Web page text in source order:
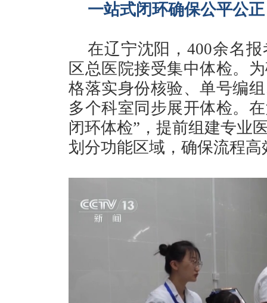
一站式闭环确保公平公正
在辽宁沈阳，400余名
区总医院接受集中体检。
格落实身份核验、单号编
多个科室同步展开体检。
闭环体检”，提前组建专业
划分功能区域，确保流程高